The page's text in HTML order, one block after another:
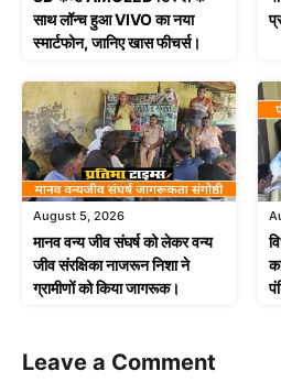
साथ लॉन्च हुआ VIVO का नया
स्मार्टफोन, जानिए खास फीचर्स।
August 5, 2026
मानव वन्य जीव संघर्ष को लेकर वन्य
जीव संरक्षिका नाजरून निशा ने
ग्रामीणों को किया जागरूक।
Leave a Comment